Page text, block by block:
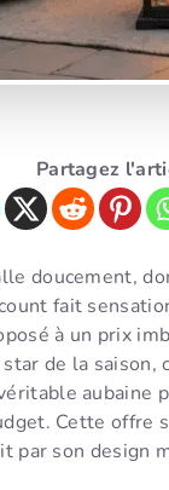
Partagez
doucement,
fait
à un prix
de la
aubaine
Cette offre
par son design